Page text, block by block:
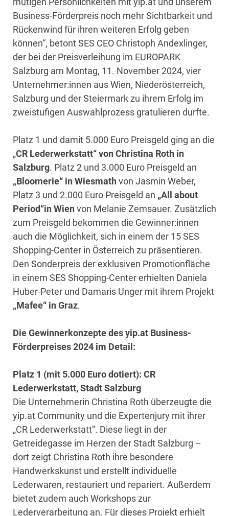
Business-Förderpreis noch mehr Sichtbarkeit und
Rückenwind für ihren weiteren Erfolg geben
können“, betont SES CEO Christoph Andexlinger,
der bei der Preisverleihung im EUROPARK
Salzburg am Montag, 11. November 2024, vier
Unternehmer:innen aus Wien, Niederösterreich,
Salzburg und der Steiermark zu ihrem Erfolg im
zweistufigen Auswahlprozess gratulieren durfte.
Platz 1 und damit 5.000 Euro Preisgeld ging an die
„CR Lederwerkstatt“ von Christina Roth in
Salzburg. Platz 2 und 3.000 Euro Preisgeld an
„Bloomerie“ in Wiesmathvon Jasmin Weber,
Platz 3 und 2.000 Euro Preisgeld an „All about
Period“in Wienvon Melanie Zemsauer. Zusätzlich
zum Preisgeld bekommen die Gewinner:innen
auch die Möglichkeit, sich in einem der 15 SES
Shopping-Center in Österreich zu präsentieren.
Den Sonderpreis der exklusiven Promotionfläche
in einem SES Shopping-Center erhielten Daniela
Huber-Peter und Damaris Unger mit ihrem Projekt
„Mafee“ in Graz.
Die Gewinnerkonzepte des yip.at Business-
Förderpreises 2024 im Detail:
Platz 1 (mit 5.000 Euro dotiert): CR
Lederwerkstatt, Stadt Salzburg
Die Unternehmerin Christina Roth überzeugte die
yip.at Community und die Expertenjury mit ihrer
„CR Lederwerkstatt“. Diese liegt in der
Getreidegasse im Herzen der Stadt Salzburg –
dort zeigt Christina Roth ihre besondere
Handwerkskunst und erstellt individuelle
Lederwaren, restauriert und repariert. Außerdem
bietet zudem auch Workshops zur
Lederverarbeitung an. Für dieses Projekt erhielt